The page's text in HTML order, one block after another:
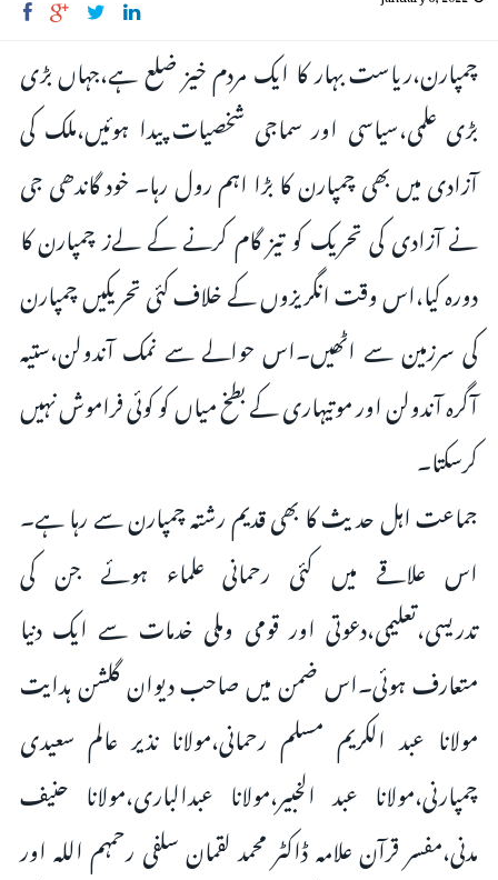
چمپارن،ریاست بہار کا ایک مردم خیز ضلع ہے،جہاں بڑی
بڑی علمی،سیاسی اور سماجی شخصیات پیدا ہوئیں،ملک کی
آزادی میں بھی چمپارن کا بڑا اہم رول رہا۔ خود گاندھی جی
نے آزادی کی تحریک کو تیز گام کرنے کے لےز چمپارن کا
دورہ کیا،اس وقت انگریزوں کے خلاف کئی تحریکیں چمپارن
کی سرزمین سے اٹھیں۔اس حوالے سے نمک آندولن،ستیہ
آگرہ آندولن اور موتیہاری کے بطخ میاں کو کوئی فراموش نہیں
کرسکتا۔
جماعت اہل حدیث کا بھی قدیم رشتہ چمپارن سے رہا ہے۔
اس علاقے میں کئی رحمانی علماء ہوئے جن کی
تدریسی،تعلیمی،دعوتی اور قومی وملی خدمات سے ایک دنیا
متعارف ہوئی۔اس ضمن میں صاحب دیوان گلشن ہدایت
مولانا عبد الکریم مسلم رحمانی،مولانا نذیر عالم سعیدی
چمپارنی،مولانا عبد الخبیر،مولانا عبدالباری،مولانا حنیف
مدنی،مفسر قرآن علامہ ڈاکٹر محمد لقمان سلفی رحمہم اللہ اور